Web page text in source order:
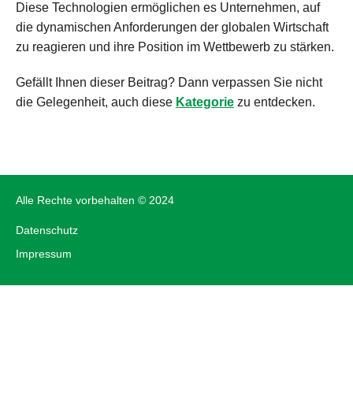
Diese Technologien ermöglichen es Unternehmen, auf
die dynamischen Anforderungen der globalen Wirtschaft
zu reagieren und ihre Position im Wettbewerb zu stärken.
Gefällt Ihnen dieser Beitrag? Dann verpassen Sie nicht
die Gelegenheit, auch diese Kategorie zu entdecken.
Alle Rechte vorbehalten © 2024
Datenschutz
Impressum